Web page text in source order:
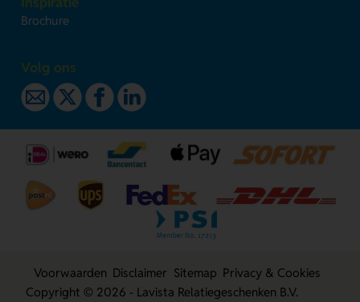
Brochure
Volg ons
Voorwaarden Disclaimer Sitemap Privacy & Cookies
Copyright © 2026 - Lavista Relatiegeschenken B.V.